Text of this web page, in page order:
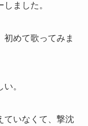
ました。
めて歌ってみま
。
ていなくて、撃沈